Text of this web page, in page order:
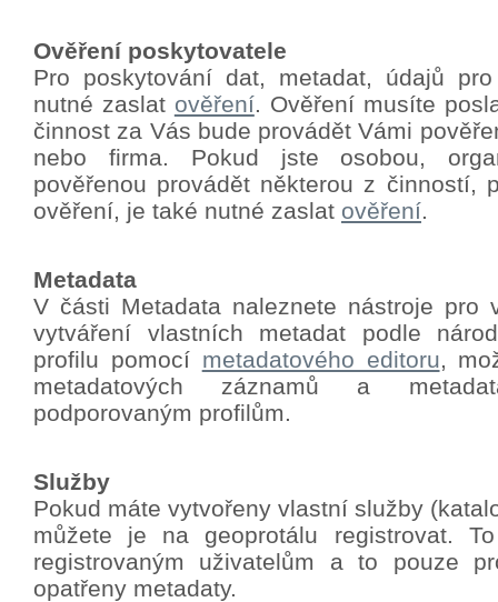
Ověření poskytovatele
Pro poskytování dat, metadat, údajů
nutné zaslat ověření. Ověření musíte
činnost za Vás bude provádět Vámi
nebo firma. Pokud jste osobou,
pověřenou provádět některou z činností,
ověření, je také nutné zaslat ověření.
Metadata
V části Metadata naleznete nástroje pro
vytváření vlastních metadat podle
profilu pomocí metadatového editoru,
metadatových záznamů a
podporovaným profilům.
Služby
Pokud máte vytvořeny vlastní služby
můžete je na geoprotálu registrovat.
registrovaným uživatelům a to pouze
opatřeny metadaty.